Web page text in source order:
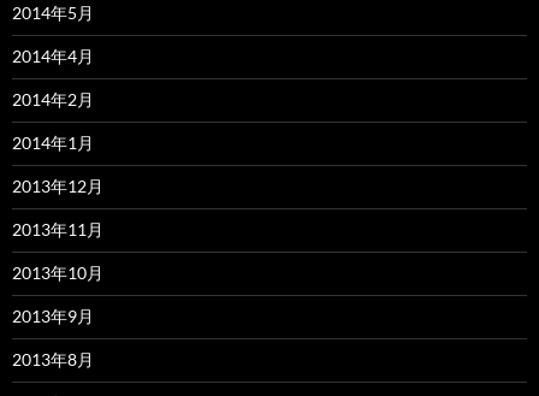
2014年5月
2014年4月
2014年2月
2014年1月
2013年12月
2013年11月
2013年10月
2013年9月
2013年8月